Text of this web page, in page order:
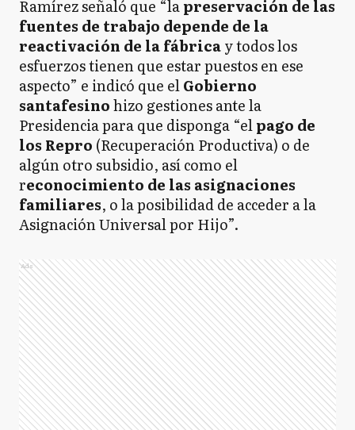
Ramírez señaló que “lapreservación de las
fuentes de trabajo depende de la
reactivación de la fábricay todos los
esfuerzos tienen que estar puestos en ese
aspecto” e indicó que elGobierno
santafesinohizo gestiones ante la
Presidencia para que disponga “elpago de
los Repro (Recuperación Productiva) o de
algún otro subsidio, así como el
reconocimiento de las asignaciones
familiares, o la posibilidad de acceder a la
Asignación Universal por Hijo”.
Ads